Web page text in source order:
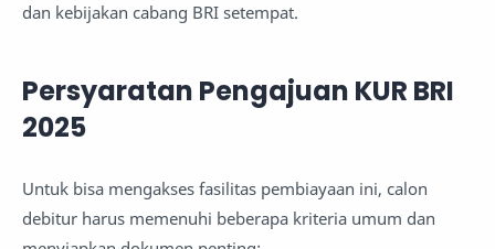
dan kebijakan cabang BRI setempat.
Persyaratan Pengajuan KUR BRI
2025
Untuk bisa mengakses fasilitas pembiayaan ini, calon
debitur harus memenuhi beberapa kriteria umum dan